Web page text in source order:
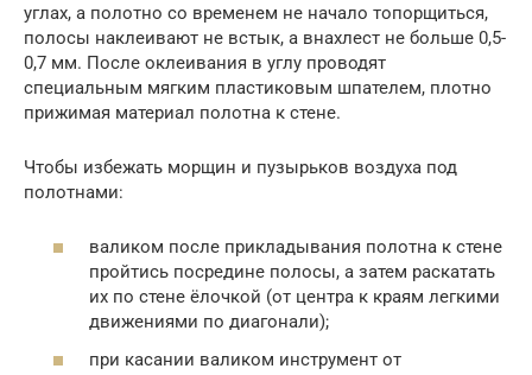
углах, а полотно со временем не начало топорщиться,
полосы наклеивают не встык, а внахлест не больше 0,5-
0,7 мм. После оклеивания в углу проводят
специальным мягким пластиковым шпателем, плотно
прижимая материал полотна к стене.
Чтобы избежать морщин и пузырьков воздуха под
полотнами:
валиком после прикладывания полотна к стене
пройтись посредине полосы, а затем раскатать
их по стене ёлочкой (от центра к краям легкими
движениями по диагонали);
при касании валиком инструмент от